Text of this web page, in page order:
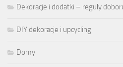
Dekoracje i dodatki – reguły
DIY dekoracje i upcycling
Domy